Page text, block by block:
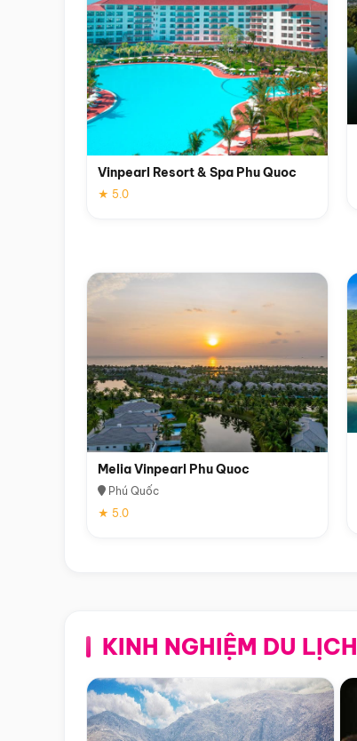
Vinpearl Resort & Spa Phu Quoc
★ 5.0
Melia Vinpearl Phu Quoc
Phú Quốc
★ 5.0
KINH NGHIỆM DU LỊCH